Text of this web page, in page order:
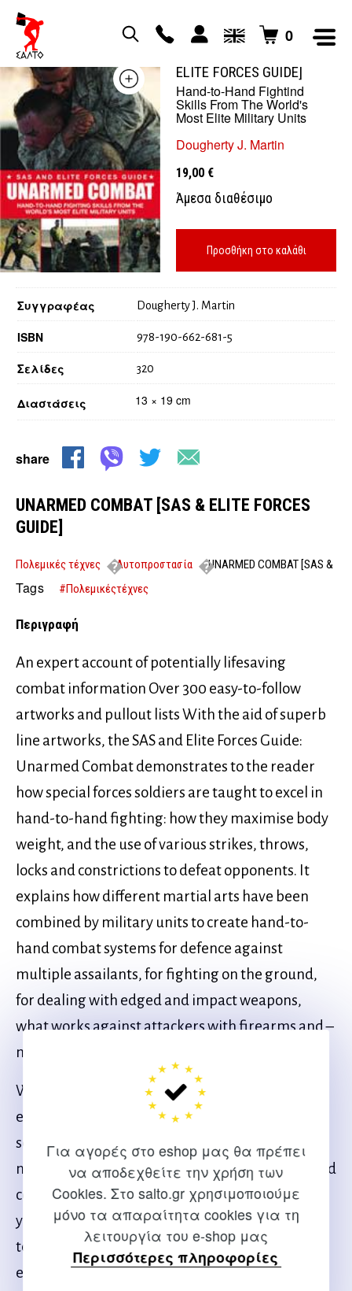
Για αγορές στο eshop μας θα πρέπει
να αποδεχθείτε την χρήση των
Cookies. Στο salto.gr χρησιμοποιούμε
μόνο τα απαραίτητα cookies για τη
λειτουργία του e-shop μας
Περισσότερες πληροφορίες
0
ELITE FORCES GUIDE]
Hand-to-Hand Fightind
Skills From The World's
Most Elite Military Units
Dougherty J. Martin
19,00 €
Άμεσα διαθέσιμο
Προσθήκη στο καλάθι
Διαστάσεις 13 × 19 cm
Συγγραφέας Dougherty J. Martin
ISBN 978-190-662-681-5
Σελίδες 320
share
UNARMED COMBAT [SAS & ELITE FORCES
GUIDE]
Πολεμικές τέχνες Αυτοπροστασία
UNARMED COMBAT [SAS &
ELITE FORCES GUIDE]
Tags #Πολεμικέςτέχνες
Περιγραφή
An expert account of potentially lifesaving
combat information Over 300 easy-to-follow
artworks and pullout lists With the aid of superb
line artworks, the SAS and Elite Forces Guide:
Unarmed Combat demonstrates to the reader
how special forces soldiers are taught to excel in
hand-to-hand fighting: how they maximise body
weight, and the use of various strikes, throws,
locks and constrictions to defeat opponents. It
explains how different martial arts have been
combined by military units to create hand-to-
hand combat systems for defence against
multiple assailants, for fighting on the ground,
for dealing with edged and impact weapons,
what works against attackers with firearms and –
more importantly – what doesn’ t.
With tips and techniques from unarmed combat
experts, the book is divided into two main
sections. The first covers the mental preparation
needed to be ready to defend yourself. The second
covers the physical techniques needed to defend
yourself, and if necessary, strike back to
temporarily incapacitate your attacker and
escape. With more than 300 easy-to-follow